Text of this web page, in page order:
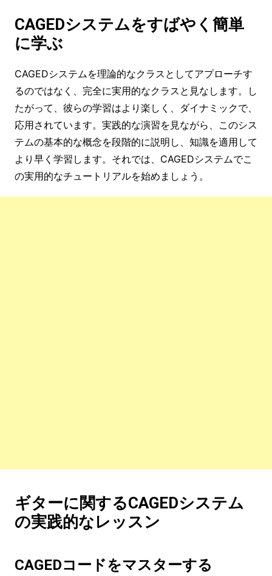
CAGEDシステムをすばやく簡単
に学ぶ
CAGEDシステムを理論的なクラスとしてアプローチす
るのではなく、完全に実用的なクラスと見なします。し
たがって、彼らの学習はより楽しく、ダイナミックで、
応用されています。実践的な演習を見ながら、このシス
テムの基本的な概念を段階的に説明し、知識を適用して
より早く学習します。それでは、CAGEDシステムでこ
の実用的なチュートリアルを始めましょう。
ギターに関するCAGEDシステム
の実践的なレッスン
CAGEDコードをマスターする